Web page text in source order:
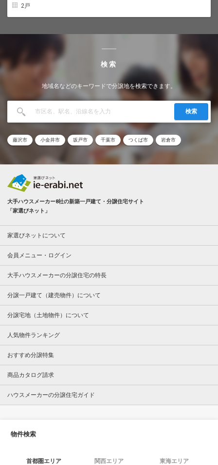
2戸
検索
地域名などのキーワードで分譲地を検索できます。
検索
藤沢市 小金井市 坂戸市 千葉市 つくば市 岩倉市
大手ハウスメーカー8社の新築一戸建て・分譲住宅サイト
「家選びネット」
家選びネットについて
会員メニュー・ログイン
大手ハウスメーカーの分譲住宅の特長
分譲一戸建て（建売物件）について
分譲宅地（土地物件）について
人気物件ランキング
おすすめ分譲特集
商品カタログ請求
ハウスメーカーの分譲住宅ガイド
物件検索
首都圏エリア 関西エリア 東海エリア